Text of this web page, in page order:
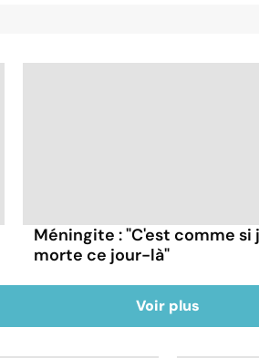
Méningite : "C'est comme si
morte ce jour-là"
Voir plus